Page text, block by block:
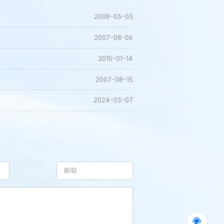
2008-03-03
2007-08-06
2015-01-14
2007-08-15
2024-03-07